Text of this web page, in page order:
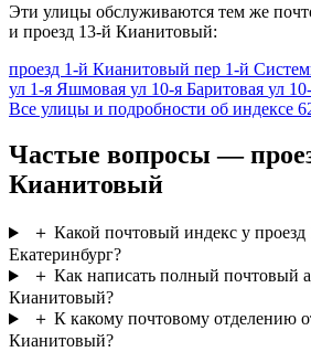
Эти улицы обслуживаются тем же
и проезд 13-й Кианитовый:
проезд 1-й Кианитовый пер 1-й
ул 1-я Яшмовая ул 10-я Баритовая ул
Все улицы и подробности об индексе
Частые вопросы —
Кианитовый
＋ Какой почтовый индекс у
Екатеринбург?
＋ Как написать полный почтовый
Кианитовый?
＋ К какому почтовому отделению
Кианитовый?